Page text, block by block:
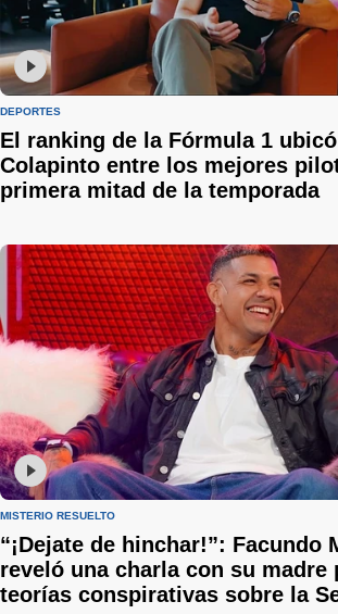
DEPORTES
El ranking de la Fórmula 1
Colapinto entre los mejores
primera mitad de la temporada
MISTERIO RESUELTO
“¡Dejate de hinchar!”: Facundo
reveló una charla con su madre
teorías conspirativas sobre la